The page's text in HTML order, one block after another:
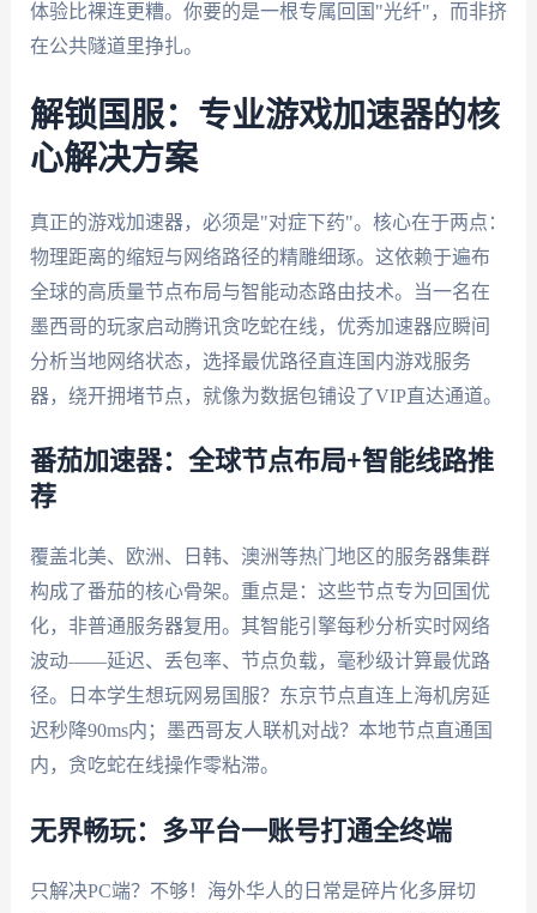
体验比裸连更糟。你要的是一根专属回国"光纤"，而非挤
在公共隧道里挣扎。
解锁国服：专业游戏加速器的核
心解决方案
真正的游戏加速器，必须是"对症下药"。核心在于两点：
物理距离的缩短与网络路径的精雕细琢。这依赖于遍布
全球的高质量节点布局与智能动态路由技术。当一名在
墨西哥的玩家启动腾讯贪吃蛇在线，优秀加速器应瞬间
分析当地网络状态，选择最优路径直连国内游戏服务
器，绕开拥堵节点，就像为数据包铺设了VIP直达通道。
番茄加速器：全球节点布局+智能线路推
荐
覆盖北美、欧洲、日韩、澳洲等热门地区的服务器集群
构成了番茄的核心骨架。重点是：这些节点专为回国优
化，非普通服务器复用。其智能引擎每秒分析实时网络
波动——延迟、丢包率、节点负载，毫秒级计算最优路
径。日本学生想玩网易国服？东京节点直连上海机房延
迟秒降90ms内；墨西哥友人联机对战？本地节点直通国
内，贪吃蛇在线操作零粘滞。
无界畅玩：多平台一账号打通全终端
只解决PC端？不够！海外华人的日常是碎片化多屏切